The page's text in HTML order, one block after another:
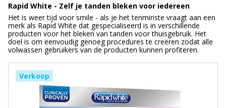
Rapid White - Zelf je tanden bleken voor iedereen
Het is weer tijd voor smile - als je het tenminste vraagt aan een
merk als Rapid White dat gespecialiseerd is in verschillende
producten voor het bleken van tanden voor thuisgebruik. Het
doel is om eenvoudig genoeg procedures te creëren zodat alle
volwassen gebruikers van de producten kunnen profiteren.
Verkoop